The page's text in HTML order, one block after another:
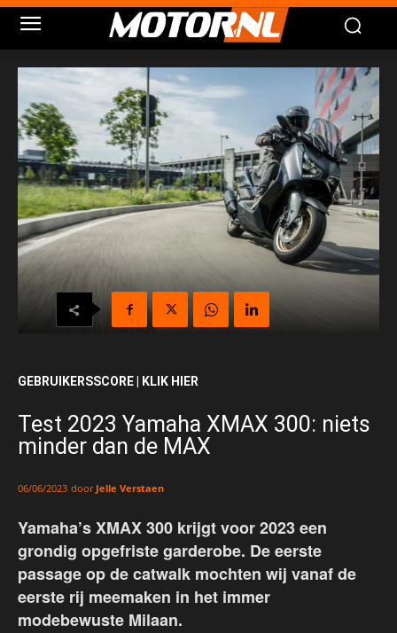
GEBRUIKERSSCORE | KLIK HIER
Test 2023 Yamaha XMAX 300: niets
minder dan de MAX
06/06/2023 door Jelle Verstaen
Yamaha’s XMAX 300 krijgt voor 2023 een
grondig opgefriste garderobe. De eerste
passage op de catwalk mochten wij vanaf de
eerste rij meemaken in het immer
modebewuste Milaan.